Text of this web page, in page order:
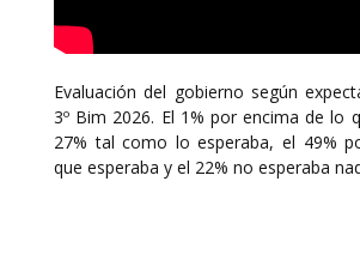
Evaluación del gobierno según
3º Bim 2026. El 1% por encima de lo
27% tal como lo esperaba, el 49%
que esperaba y el 22% no esperaba